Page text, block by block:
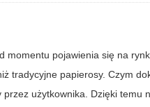
momentu pojawienia się na
tradycyjne papierosy. Czym
użytkownika. Dzięki temu